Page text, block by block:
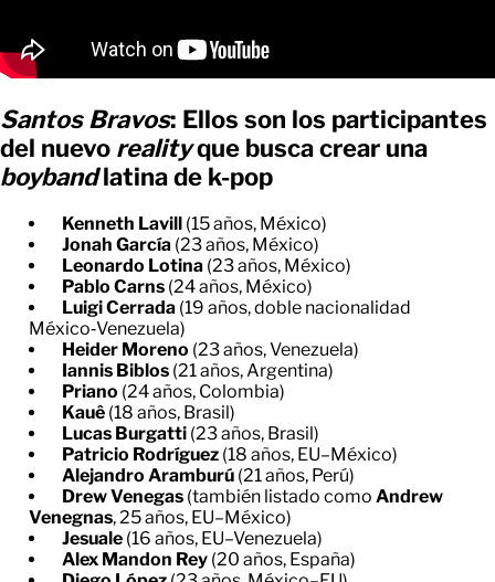
Santos Bravos: Ellos son los participantes
del nuevo realityque busca crear una
boybandlatina de k-pop
Kenneth Lavill (15 años, México)
Jonah García (23 años, México)
Leonardo Lotina (23 años, México)
Pablo Carns (24 años, México)
Luigi Cerrada (19 años, doble nacionalidad
México‑Venezuela)
Heider Moreno (23 años, Venezuela)
Iannis Biblos (21 años, Argentina)
Priano (24 años, Colombia)
Kauê (18 años, Brasil)
Lucas Burgatti (23 años, Brasil)
Patricio Rodríguez (18 años, EU–México)
Alejandro Aramburú (21 años, Perú)
Drew Venegas (también listado como Andrew
Venegnas, 25 años, EU–México)
Jesuale (16 años, EU–Venezuela)
Alex Mandon Rey (20 años, España)